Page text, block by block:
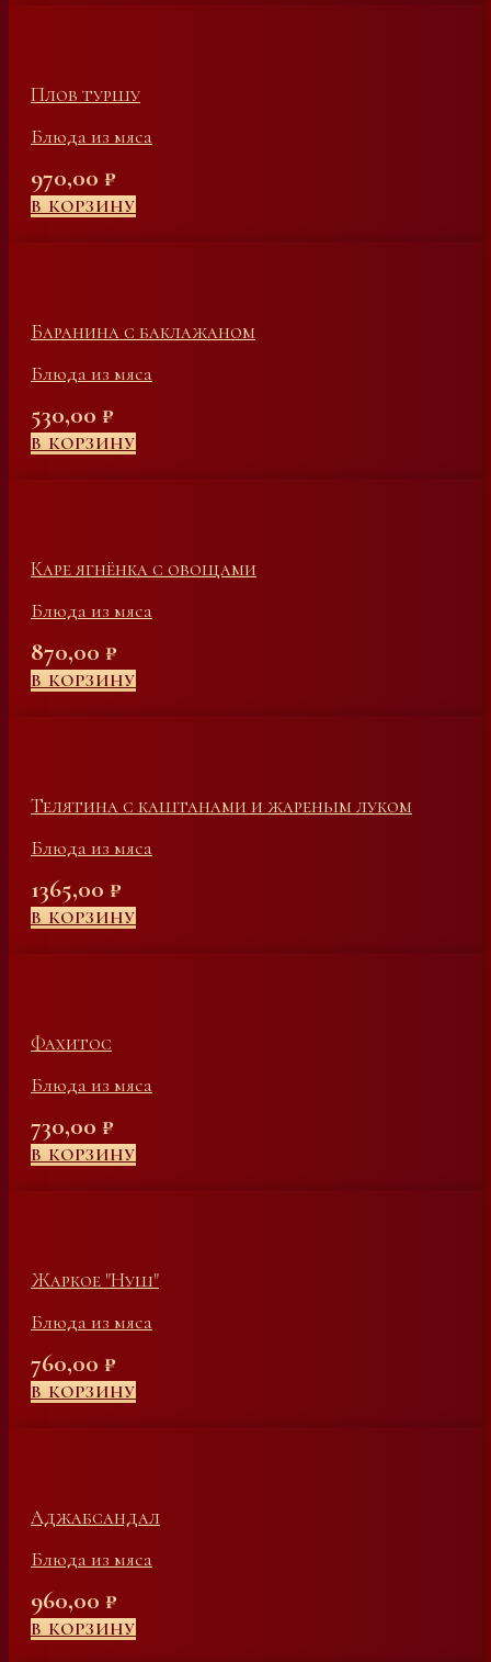
Плов туршу
Блюда из мяса
970,00 ₽
В КОРЗИНУ
Баранина с баклажаном
Блюда из мяса
530,00 ₽
В КОРЗИНУ
Каре ягнёнка с овощами
Блюда из мяса
870,00 ₽
В КОРЗИНУ
Телятина с каштанами и жареным луком
Блюда из мяса
1365,00 ₽
В КОРЗИНУ
Фахитос
Блюда из мяса
730,00 ₽
В КОРЗИНУ
Жаркое "Нуш"
Блюда из мяса
760,00 ₽
В КОРЗИНУ
Аджабсандал
Блюда из мяса
960,00 ₽
В КОРЗИНУ